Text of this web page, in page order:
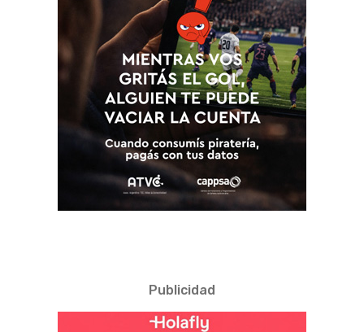
Publicidad